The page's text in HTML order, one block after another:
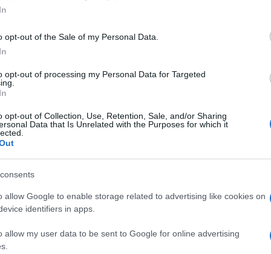
opt-out of the Sale of my Personal Data.
opt-out of processing my Personal Data for Targeted
opt-out of Collection, Use, Retention, Sale, and/or Sharing
Data that Is Unrelated with the Purposes for which it
allow Google to enable storage related to advertising like cookies on
identifiers in apps.
allow my user data to be sent to Google for online advertising
los mercados de deuda y acciones.